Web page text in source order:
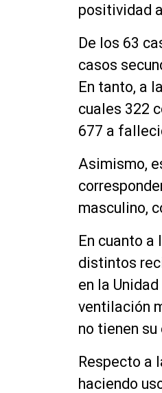
positividad
De los 63
casos
En tanto, a
cuales 322
677 a
Asimismo,
masculino,
En cuanto
distintos
en la
ventilación
no tienen
Respecto a
haciendo